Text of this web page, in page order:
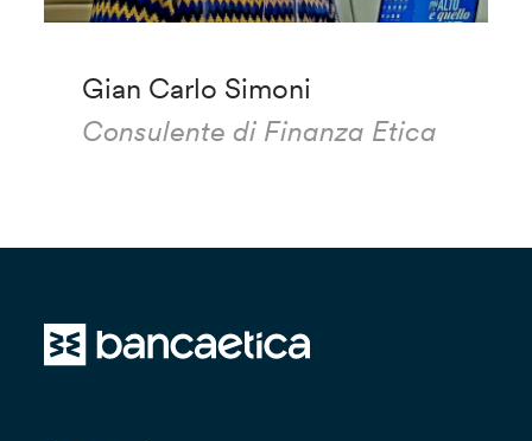
Gian Carlo Simoni
Consulente di Finanza Etica